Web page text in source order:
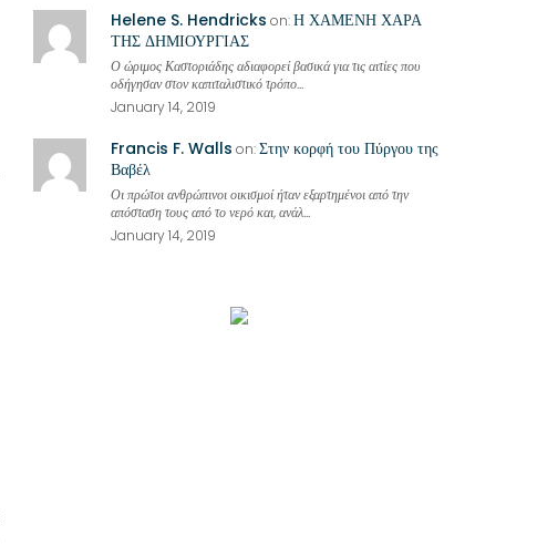
Helene S. Hendricks on:Η ΧΑΜΕΝΗ ΧΑΡΑ
ΤΗΣ ΔΗΜΙΟΥΡΓΙΑΣ
Ο ώριμος Καστοριάδης αδιαφορεί βασικά για τις αιτίες που
οδήγησαν στον καπιταλιστικό τρόπο...
January 14, 2019
Francis F. Walls on:Στην κορφή του Πύργου της
Βαβέλ
Οι πρώτοι ανθρώπινοι οικισμοί ήταν εξαρτημένοι από την
απόσταση τους από το νερό και, ανάλ...
January 14, 2019